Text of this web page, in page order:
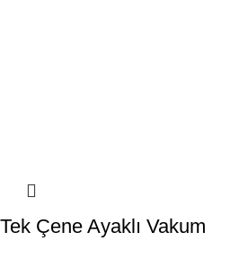
Çene Ayaklı Vakum